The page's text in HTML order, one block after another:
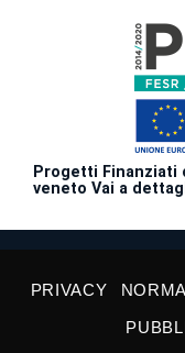
Progetti Finanziati
veneto Vai a
PRIVACY